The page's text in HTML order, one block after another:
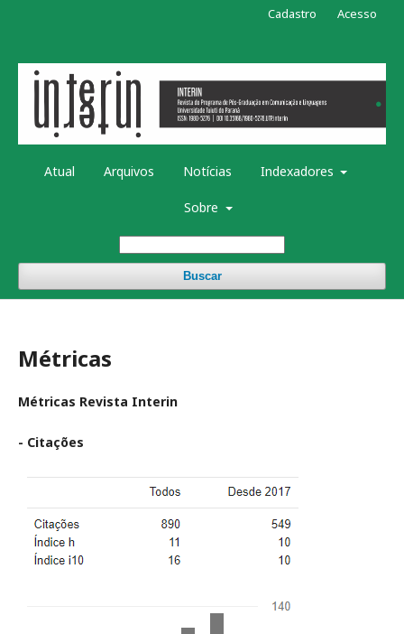
Atual Arquivos Notícias Indexadores
Sobre
Buscar
Cadastro Acesso
Métricas
Métricas Revista Interin
- Citações